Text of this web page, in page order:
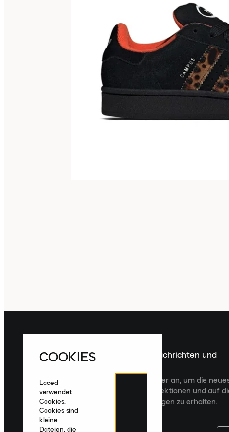
Melde dich für die neuesten Nachrichten und
Veröffentlichungen an
Melde dich für den Laced Newsletter an, um die
Veröffentlichungen, kuratierte Kollektionen und auf
zugeschnittene Produktempfehlungen zu erhalten.
COOKIES
Laced
verwendet
Cookies.
Cookies sind
kleine
Dateien, die